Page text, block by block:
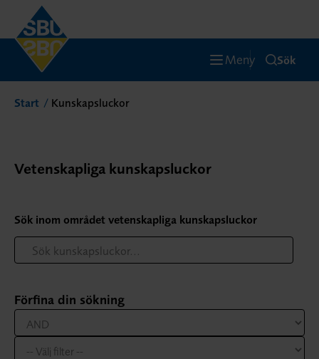
Meny Sök
Start Kunskapsluckor
Vetenskapliga kunskapsluckor
Sök inom området vetenskapliga kunskapsluckor
Förfina din sökning